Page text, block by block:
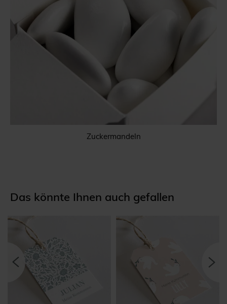
Zuckermandeln
Das könnte Ihnen auch gefallen